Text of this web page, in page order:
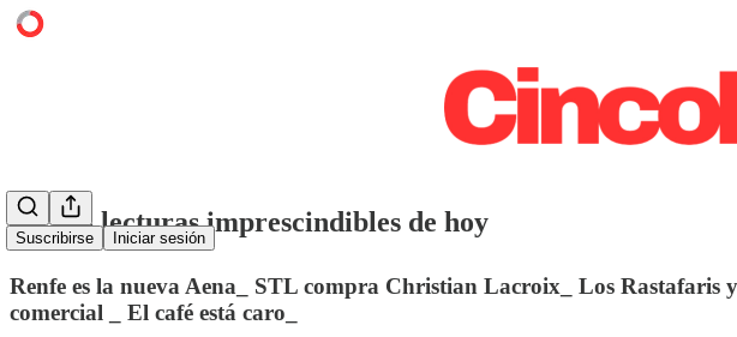
Suscribirse Iniciar sesión
⭕️ Las lecturas imprescindibles de hoy
Renfe es la nueva Aena_ STL compra Christian Lacroix_ Los Rastafaris
comercial _ El café está caro_